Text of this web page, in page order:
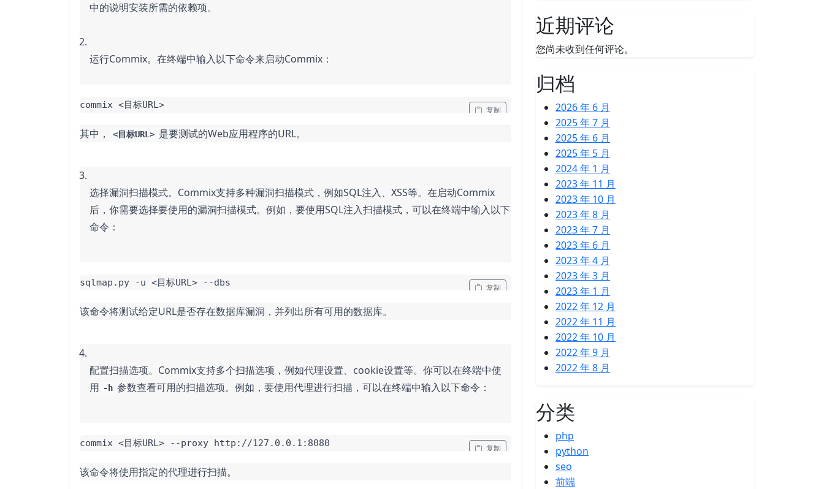
中的说明安装所需的依赖项。
运行Commix。在终端中输入以下命令来启动Commix：
commix <目标URL> 复制
其中， <目标URL> 是要测试的Web应用程序的URL。
选择漏洞扫描模式。Commix支持多种漏洞扫描模式，例如SQL注入、XSS等。在启动Commix
后，你需要选择要使用的漏洞扫描模式。例如，要使用SQL注入扫描模式，可以在终端中输入以下
命令：
sqlmap.py -u <目标URL> --dbs 复制
该命令将测试给定URL是否存在数据库漏洞，并列出所有可用的数据库。
配置扫描选项。Commix支持多个扫描选项，例如代理设置、cookie设置等。你可以在终端中使
用 -h 参数查看可用的扫描选项。例如，要使用代理进行扫描，可以在终端中输入以下命令：
commix <目标URL> --proxy http://127.0.0.1:8080 复制
该命令将使用指定的代理进行扫描。
近期评论
您尚未收到任何评论。
归档
2026 年 6 月
2025 年 7 月
2025 年 6 月
2025 年 5 月
2024 年 1 月
2023 年 11 月
2023 年 10 月
2023 年 8 月
2023 年 7 月
2023 年 6 月
2023 年 4 月
2023 年 3 月
2023 年 1 月
2022 年 12 月
2022 年 11 月
2022 年 10 月
2022 年 9 月
2022 年 8 月
分类
php
python
seo
前端